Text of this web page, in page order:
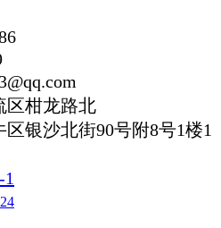
区柑龙路北
区银沙北街90号附8号1楼1